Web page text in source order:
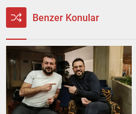
Benzer Konular